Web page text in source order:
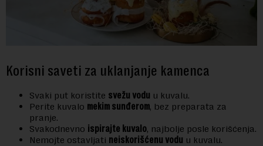
Korisni saveti za uklanjanje kamenca
Svaki put koristite svežu vodu u kuvalu.
Perite kuvalo mekim sunđerom, bez preparata za
pranje.
Svakodnevno ispirajte kuvalo, najbolje posle korišćenja.
Nemojte ostavljati neiskorišćenu vodu u kuvalu.